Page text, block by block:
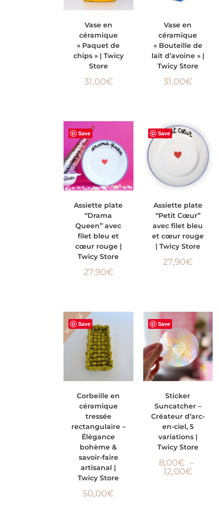
PANIER
Vase en
céramique
« Paquet de
chips » | Twicy
Store
31,00€
PANIER
Vase en
céramique
« Bouteille de
lait d’avoine » |
Twicy Store
31,00€
Save
PANIER
Assiette plate
“Drama
Queen” avec
filet bleu et
cœur rouge |
Twicy Store
27,90€
Save
PANIER
Assiette plate
“Petit Cœur”
avec filet bleu
et cœur rouge
| Twicy Store
27,90€
Save
VINTAGE
PANIER
Corbeille en
céramique
tressée
rectangulaire –
Élégance
bohème &
savoir-faire
artisanal |
Twicy Store
50,00€
Save
OPTIONS
Sticker
Suncatcher –
Créateur d’arc-
en-ciel, 5
variations |
Twicy Store
8,00€ –
12,00€